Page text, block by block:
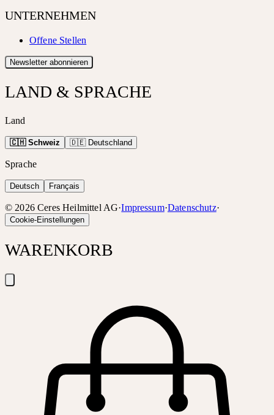
UNTERNEHMEN
Offene Stellen
Newsletter abonnieren
LAND & SPRACHE
Land
🇨🇭 Schweiz 🇩🇪 Deutschland
Sprache
Deutsch Français
© 2026 Ceres Heilmittel AG·Impressum·Datenschutz·
Cookie-Einstellungen
WARENKORB